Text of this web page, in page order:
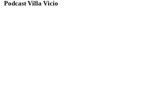
Podcast Villa Vicio